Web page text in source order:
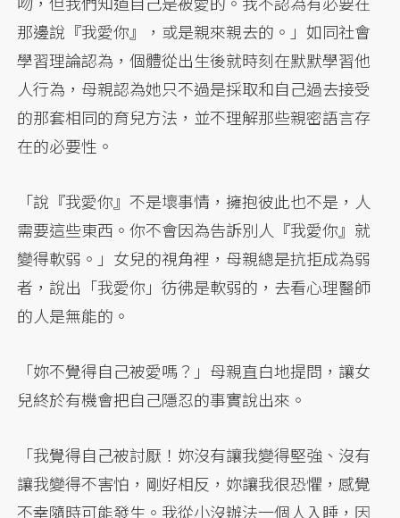
那邊說『我愛你』，或是親來親去的。」如同社會
學習理論認為，個體從出生後就時刻在默默學習他
人行為，母親認為她只不過是採取和自己過去接受
的那套相同的育兒方法，並不理解那些親密語言存
在的必要性。
「說『我愛你』不是壞事情，擁抱彼此也不是，人
需要這些東西。你不會因為告訴別人『我愛你』就
變得軟弱。」女兒的視角裡，母親總是抗拒成為弱
者，說出「我愛你」彷彿是軟弱的，去看心理醫師
的人是無能的。
「妳不覺得自己被愛嗎？」母親直白地提問，讓女
兒終於有機會把自己隱忍的事實說出來。
「我覺得自己被討厭！妳沒有讓我變得堅強、沒有
讓我變得不害怕，剛好相反，妳讓我很恐懼，感覺
不幸隨時可能發生。我從小沒辦法一個人入睡，因